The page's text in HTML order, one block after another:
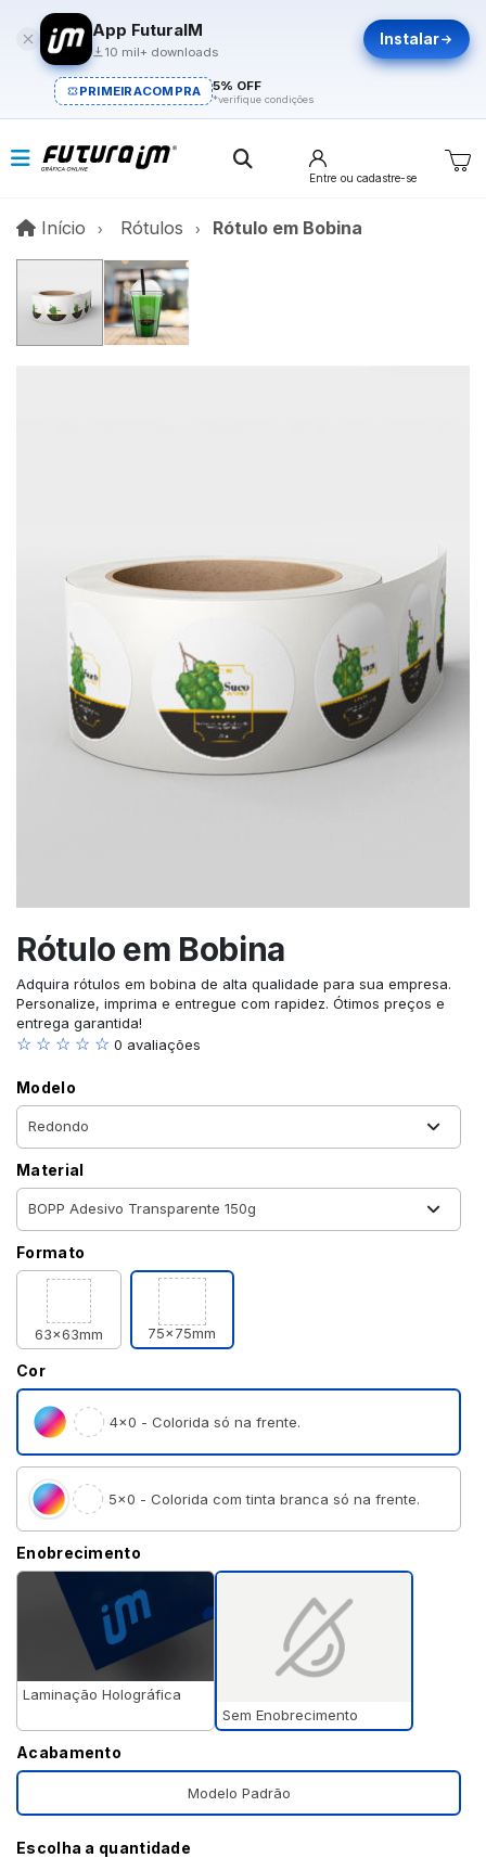
App FuturaIM
10 mil+ downloads
Instalar
PRIMEIRACOMPRA 5% OFF
*verifique condições
Entre ou cadastre-se
Início InícioRótulos Rótulo em Bobina
Rótulo em Bobina
Adquira rótulos em bobina de alta qualidade para sua empresa.
Personalize, imprima e entregue com rapidez. Ótimos preços e
entrega garantida!
☆ ☆ ☆ ☆ ☆ 0 avaliações
Modelo
Material
Formato
63x63mm 75x75mm
Cor
4×0 - Colorida só na frente.
5×0 - Colorida com tinta branca só na frente.
Enobrecimento
Laminação Holográfica
Sem Enobrecimento
Acabamento
Modelo Padrão
Escolha a quantidade